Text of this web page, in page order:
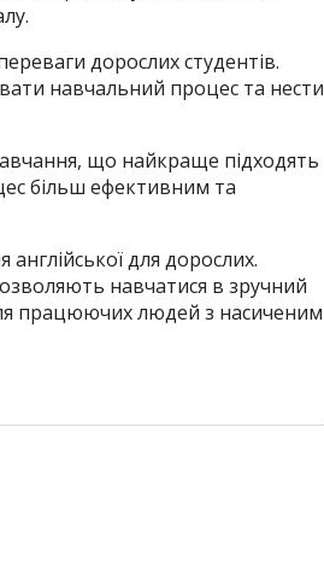
дорослих студентів.
навчальний процес та нести
що найкраще підходять
більш ефективним та
для дорослих.
навчатися в зручний
працюючих людей з насиченим